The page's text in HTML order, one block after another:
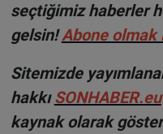
seçtiğimiz haberler
gelsin!Abone olmak
Sitemizde
hakkıSONHABER.eu
kaynak olarak